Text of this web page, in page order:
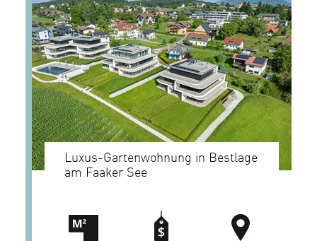
Luxus-Gartenwohnung in Bestlage
am Faaker See